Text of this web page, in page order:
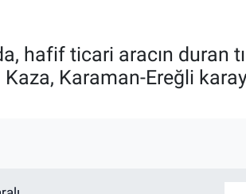
hafif ticari aracın duran
Kaza, Karaman-Ereğli